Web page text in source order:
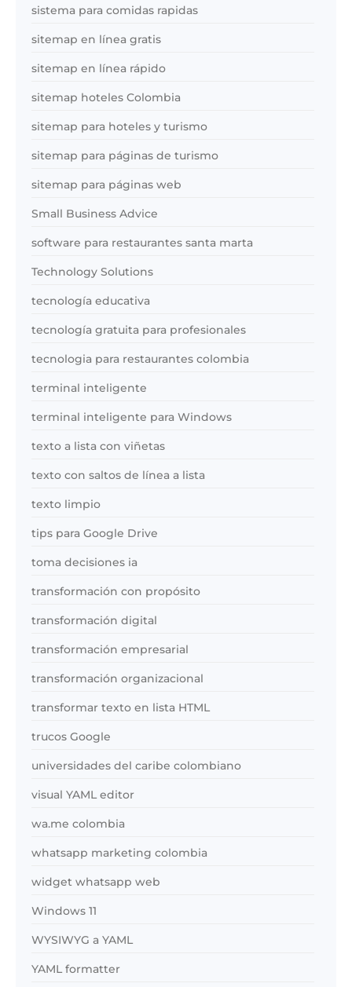
sistema para comidas rapidas
sitemap en línea gratis
sitemap en línea rápido
sitemap hoteles Colombia
sitemap para hoteles y turismo
sitemap para páginas de turismo
sitemap para páginas web
Small Business Advice
software para restaurantes santa marta
Technology Solutions
tecnología educativa
tecnología gratuita para profesionales
tecnologia para restaurantes colombia
terminal inteligente
terminal inteligente para Windows
texto a lista con viñetas
texto con saltos de línea a lista
texto limpio
tips para Google Drive
toma decisiones ia
transformación con propósito
transformación digital
transformación empresarial
transformación organizacional
transformar texto en lista HTML
trucos Google
universidades del caribe colombiano
visual YAML editor
wa.me colombia
whatsapp marketing colombia
widget whatsapp web
Windows 11
WYSIWYG a YAML
YAML formatter